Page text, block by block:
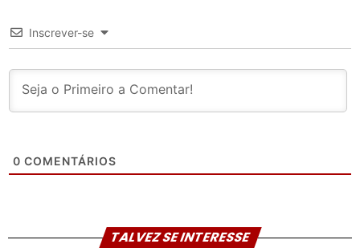
Inscrever-se
0 COMENTÁRIOS
TALVEZ SE INTERESSE